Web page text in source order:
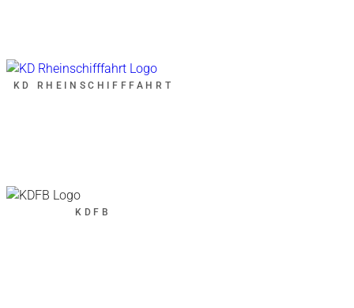
KD RHEINSCHIFFFAHRT
KDFB